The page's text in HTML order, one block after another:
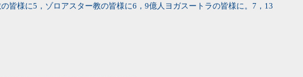
皆様に5，ゾロアスター教の皆様に6，9億人ヨガスートラの皆様に。7，13